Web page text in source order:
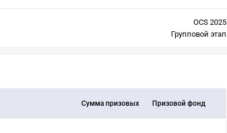
OCS 2025
Групповой этап
Сумма призовых Призовой фонд